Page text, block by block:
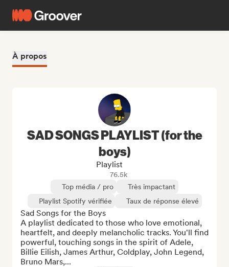
À propos
SAD SONGS PLAYLIST (for the
boys)
Playlist
76.5k
Top média / pro
Très impactant
Playlist Spotify vérifiée
Taux de réponse élevé
Sad Songs for the Boys
A playlist dedicated to those who love emotional,
heartfelt, and deeply melancholic tracks. You'll find
powerful, touching songs in the spirit of Adele,
Billie Eilish, James Arthur, Coldplay, John Legend,
Bruno Mars,...